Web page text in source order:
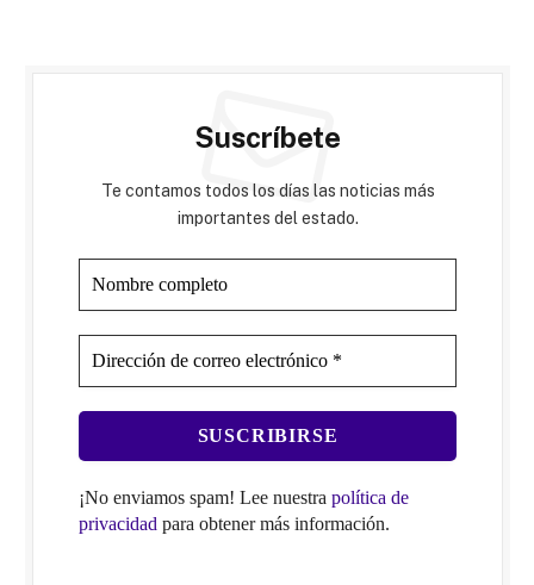
Suscríbete
Te contamos todos los días las noticias más
importantes del estado.
¡No enviamos spam! Lee nuestra política de
privacidad para obtener más información.